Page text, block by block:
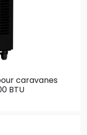
caravanes
BTU